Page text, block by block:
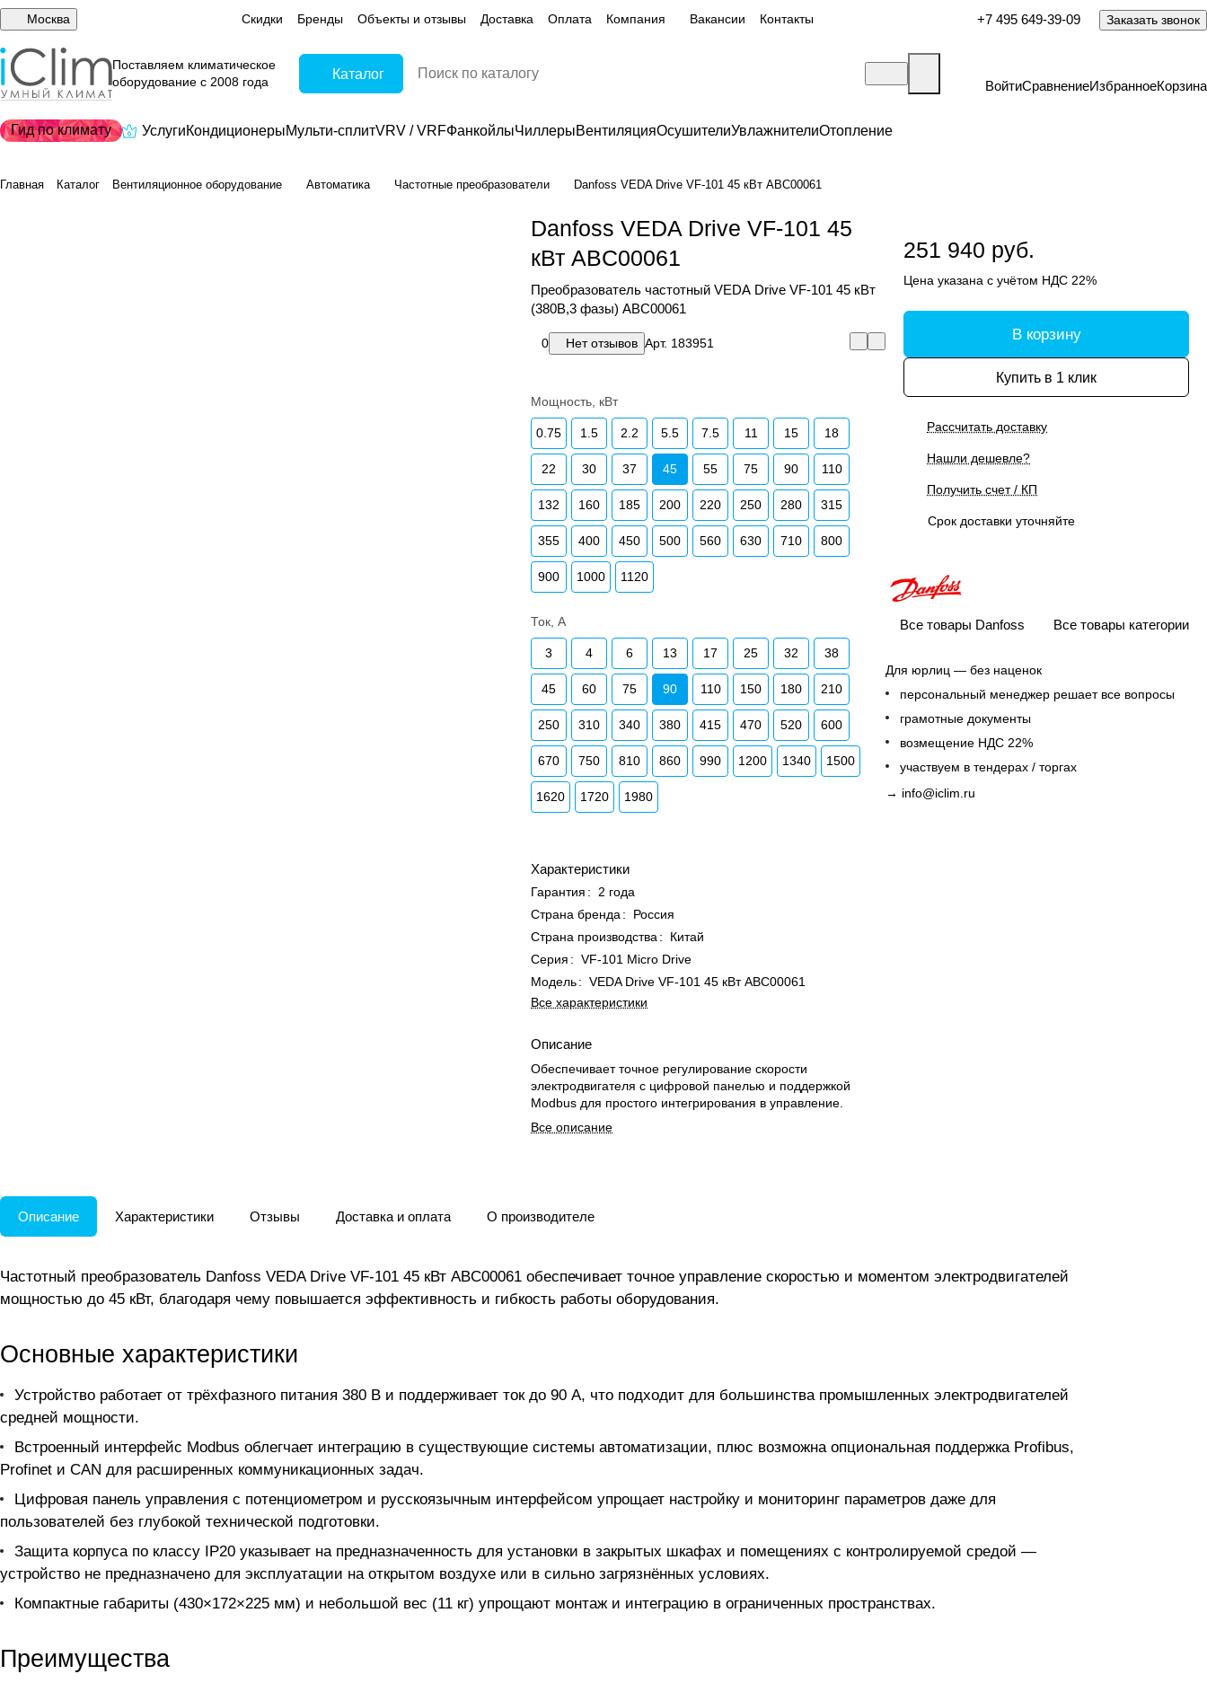
Москва Скидки Бренды Объекты и отзывы Доставка Оплата Компания Вакансии Контакты +7 495 649-39-09 Заказать звонок
Поставляем климатическое
оборудование с 2008 года
Каталог
ВойтиСравнениеИзбранноеКорзина
Гид по климату УслугиКондиционерыМульти-сплитVRV / VRFФанкойлыЧиллерыВентиляцияОсушителиУвлажнителиОтопление
Главная Каталог Вентиляционное оборудование Автоматика Частотные преобразователи Danfoss VEDA Drive VF-101 45 кВт ABС00061
Danfoss VEDA Drive VF-101 45
кВт ABС00061
Преобразователь частотный VEDA Drive VF-101 45 кВт
(380В,3 фазы) ABС00061
0 Нет отзывов Арт. 183951
Мощность, кВт
0.75 1.5 2.2 5.5 7.5 11 15 18
22 30 37 45 55 75 90 110
132 160 185 200 220 250 280 315
355 400 450 500 560 630 710 800
900 1000 1120
Ток, А
3 4 6 13 17 25 32 38
45 60 75 90 110 150 180 210
250 310 340 380 415 470 520 600
670 750 810 860 990 1200 1340 1500
1620 1720 1980
Характеристики
Гарантия :
2 года
Страна бренда :
Россия
Страна производства :
Китай
Серия : VF-101 Micro Drive
Модель: VEDA Drive VF-101 45 кВт ABС00061
Все характеристики
Описание
Обеспечивает точное регулирование скорости
электродвигателя с цифровой панелью и поддержкой
Modbus для простого интегрирования в управление.
Все описание
251 940 руб.
Цена указана с учётом НДС 22%
В корзину
Купить в 1 клик
Рассчитать доставку
Нашли дешевле?
Получить счет / КП
Срок доставки уточняйте
Все товары Danfoss Все товары категории
Для юрлиц — без наценок
персональный менеджер решает все вопросы
грамотные документы
возмещение НДС 22%
участвуем в тендерах / торгах
→ info@iclim.ru
Описание Характеристики Отзывы Доставка и оплата О производителе
Частотный преобразователь Danfoss VEDA Drive VF-101 45 кВт ABС00061 обеспечивает точное управление скоростью и моментом электродвигателей
мощностью до 45 кВт, благодаря чему повышается эффективность и гибкость работы оборудования.
Основные характеристики
Устройство работает от трёхфазного питания 380 В и поддерживает ток до 90 А, что подходит для большинства промышленных электродвигателей
средней мощности.
Встроенный интерфейс Modbus облегчает интеграцию в существующие системы автоматизации, плюс возможна опциональная поддержка Profibus,
Profinet и CAN для расширенных коммуникационных задач.
Цифровая панель управления с потенциометром и русскоязычным интерфейсом упрощает настройку и мониторинг параметров даже для
пользователей без глубокой технической подготовки.
Защита корпуса по классу IP20 указывает на предназначенность для установки в закрытых шкафах и помещениях с контролируемой средой —
устройство не предназначено для эксплуатации на открытом воздухе или в сильно загрязнённых условиях.
Компактные габариты (430×172×225 мм) и небольшой вес (11 кг) упрощают монтаж и интеграцию в ограниченных пространствах.
Преимущества